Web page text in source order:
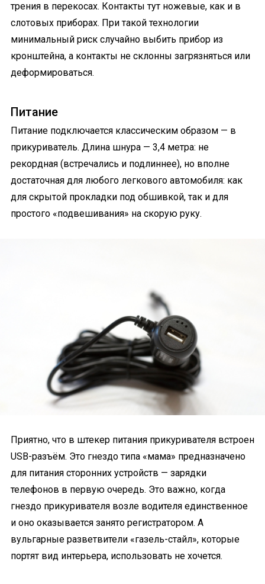
трения в перекосах. Контакты тут ножевые, как и в
слотовых приборах. При такой технологии
минимальный риск случайно выбить прибор из
кронштейна, а контакты не склонны загрязняться или
деформироваться.
Питание
Питание подключается классическим образом — в
прикуриватель. Длина шнура — 3,4 метра: не
рекордная (встречались и подлиннее), но вполне
достаточная для любого легкового автомобиля: как
для скрытой прокладки под обшивкой, так и для
простого «подвешивания» на скорую руку.
Приятно, что в штекер питания прикуривателя встроен
USB-разъём. Это гнездо типа «мама» предназначено
для питания сторонних устройств — зарядки
телефонов в первую очередь. Это важно, когда
гнездо прикуривателя возле водителя единственное
и оно оказывается занято регистратором. А
вульгарные разветвители «газель-стайл», которые
портят вид интерьера, использовать не хочется.